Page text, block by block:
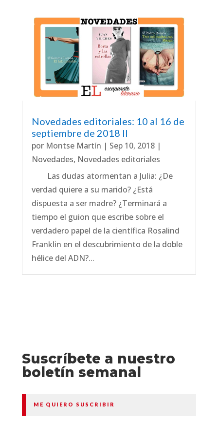
Novedades editoriales: 10 al 16 de
septiembre de 2018 II
por Montse Martín | Sep 10, 2018|
Novedades, Novedades editoriales
Las dudas atormentan a Julia: ¿De
verdad quiere a su marido? ¿Está
dispuesta a ser madre? ¿Terminará a
tiempo el guion que escribe sobre el
verdadero papel de la científica Rosalind
Franklin en el descubrimiento de la doble
hélice del ADN?...
Suscríbete a nuestro
boletín semanal
ME QUIERO SUSCRIBIR